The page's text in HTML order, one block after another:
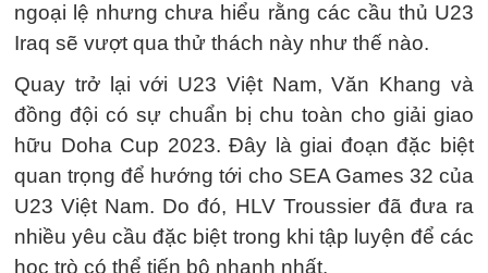
ngoại lệ nhưng chưa hiểu rằng các cầu thủ U23
Iraq sẽ vượt qua thử thách này như thế nào.
Quay trở lại với U23 Việt Nam, Văn Khang và
đồng đội có sự chuẩn bị chu toàn cho giải giao
hữu Doha Cup 2023. Đây là giai đoạn đặc biệt
quan trọng để hướng tới cho SEA Games 32 của
U23 Việt Nam. Do đó, HLV Troussier đã đưa ra
nhiều yêu cầu đặc biệt trong khi tập luyện để các
học trò có thể tiến bộ nhanh nhất.